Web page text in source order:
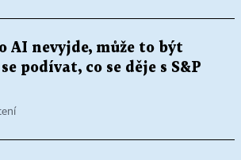
AI nevyjde, může to být
podívat, co se děje s S&P